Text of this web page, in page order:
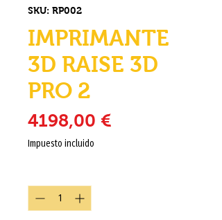
SKU: RP002
IMPRIMANTE
3D RAISE 3D
PRO 2
4198,00 €
Impuesto incluido